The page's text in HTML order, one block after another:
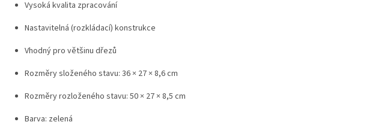
Vysoká kvalita zpracování
Nastavitelná (rozkládací) konstrukce
Vhodný pro většinu dřezů
Rozměry složeného stavu: 36 × 27 × 8,6 cm
Rozměry rozloženého stavu: 50 × 27 × 8,5 cm
Barva: zelená